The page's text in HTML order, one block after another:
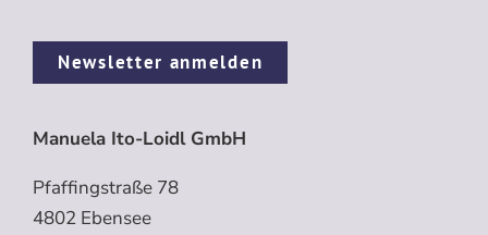
Newsletter anmelden
Manuela Ito-Loidl GmbH
Pfaffingstraße 78
4802 Ebensee